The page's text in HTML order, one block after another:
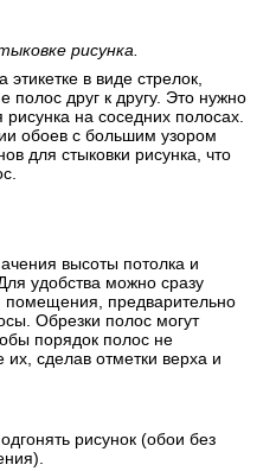
рисунка.
этикетке в виде стрелок,
друг к другу. Это нужно
на соседних полосах.
обоев с большим узором
для стыковки рисунка, что
высоты потолка и
удобства можно сразу
помещения, предварительно
Обрезки полос могут
порядок полос не
сделав отметки верха и
рисунок (обои без